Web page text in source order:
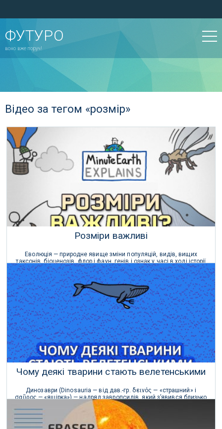
ФУТУРО
воно вже поруч!
Відео за тегом «розмір»
Розміри важливі
Еволюція — природне явище зміни популяцій, видів, вищих
таксонів, біоценозів, флор і фаун, генів і ознак у часі в ході історії
Землі.
17 Березня 2021 р.
Чому деякі тварини стають велетенськими
Динозаври (Dinosauria — від дав.-гр. δεινός — «страшний» і
σαῦρος — «ящірка») — надряд завропсидів, який з’явився близько
251 млн років тому.
24 Грудня 2020 р.